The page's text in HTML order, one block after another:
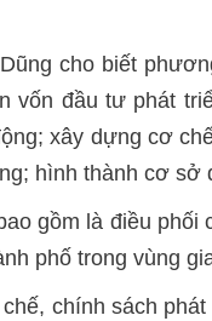
cho biết
vốn đầu tư phát
xây dựng cơ
hình thành cơ sở
gồm là điều
phố trong vùng
chính sách